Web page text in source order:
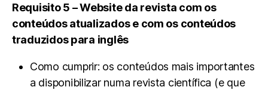
Requisito 5 – Website da revista com os
conteúdos atualizados e com os conteúdos
traduzidos para inglês
Como cumprir: os conteúdos mais importantes
a disponibilizar numa revista científica (e que